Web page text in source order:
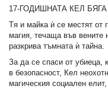
17-ГОДИШНАТА КЕЛ
Tя и майка ѝ се местят от
магия, течаща във вените
разкрива тъмната ѝ тайна.
За да се спаси от убиеца,
в безопасност, Кел
магическия социален